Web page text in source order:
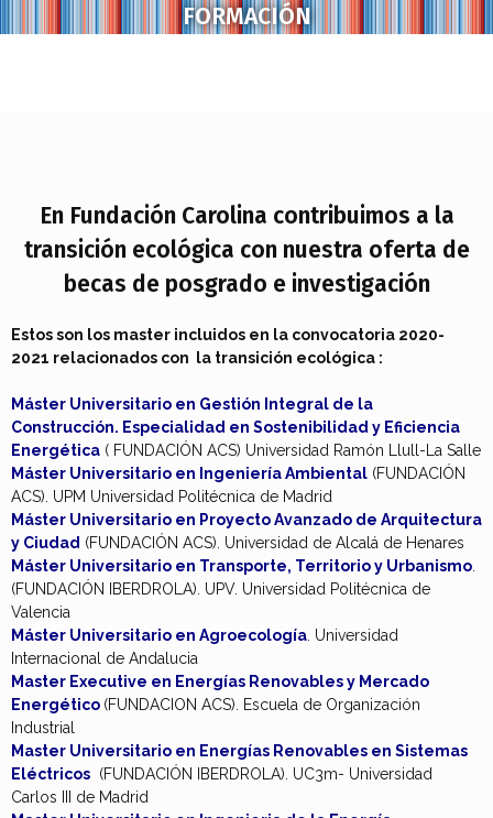
FORMACIÓN
En Fundación Carolina contribuimos a la
transición ecológica con nuestra oferta de
becas de posgrado e investigación
Estos son los master incluidos en la convocatoria 2020-
2021 relacionados con la transición ecológica :
Máster Universitario en Gestión Integral de la
Construcción. Especialidad en Sostenibilidad y Eficiencia
Energética ( FUNDACIÓN ACS) Universidad Ramón Llull-La Salle
Máster Universitario en Ingeniería Ambiental (FUNDACIÓN
ACS). UPM Universidad Politécnica de Madrid
Máster Universitario en Proyecto Avanzado de Arquitectura
y Ciudad (FUNDACIÓN ACS). Universidad de Alcalá de Henares
Máster Universitario en Transporte, Territorio y Urbanismo
(FUNDACIÓN IBERDROLA). UPV. Universidad Politécnica de
Valencia
Máster Universitario en Agroecología . Universidad
Internacional de Andalucia
Master Executive en Energías Renovables y Mercado
Energético (FUNDACION ACS). Escuela de Organización
Industrial
Master Universitario en Energías Renovables en Sistemas
Eléctricos (FUNDACIÓN IBERDROLA). UC3m- Universidad
Carlos III de Madrid